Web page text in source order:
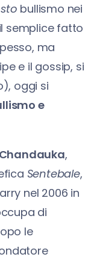
bullismo nei
semplice fatto
ma
e il gossip, si
oggi si
e
,
Sentebale,
nel 2006 in
di
le